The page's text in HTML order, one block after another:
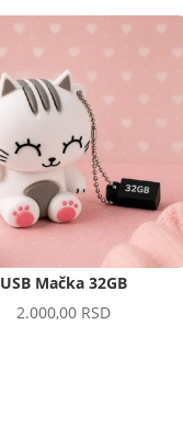
USB Mačka 32GB
2.000,00 RSD